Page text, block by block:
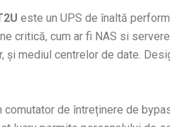
este un UPS de înaltă
critică, cum ar fi NAS si
și mediul centrelor de date.
comutator de întreținere de